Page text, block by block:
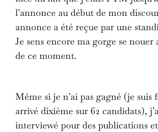
l’annonce au début de mon
annonce a été reçue par une
Je sens encore ma gorge se nouer
de ce moment.
Même si je n’ai pas gagné (je suis
arrivé dixième sur 62 candidats),
interviewé pour des publications